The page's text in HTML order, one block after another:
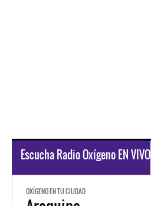
Escucha Radio Oxígeno EN VIVO
OXÍGENO EN TU CIUDAD